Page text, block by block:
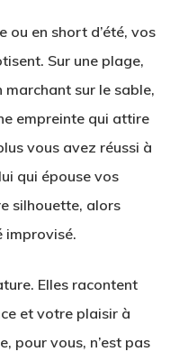
ou en short d’été, vos
Sur une plage,
marchant sur le sable,
empreinte qui attire
vous avez réussi à
qui épouse vos
silhouette, alors
improvisé.
Elles racontent
et votre plaisir à
pour vous, n’est pas